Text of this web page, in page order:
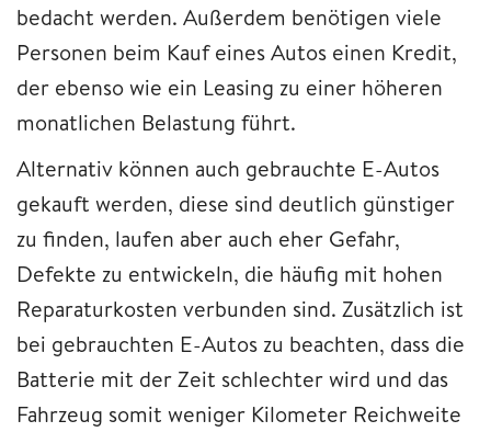
bedacht werden. Außerdem benötigen viele
Personen beim Kauf eines Autos einen Kredit,
der ebenso wie ein Leasing zu einer höheren
monatlichen Belastung führt.
Alternativ können auch gebrauchte E-Autos
gekauft werden, diese sind deutlich günstiger
zu finden, laufen aber auch eher Gefahr,
Defekte zu entwickeln, die häufig mit hohen
Reparaturkosten verbunden sind. Zusätzlich ist
bei gebrauchten E-Autos zu beachten, dass die
Batterie mit der Zeit schlechter wird und das
Fahrzeug somit weniger Kilometer Reichweite